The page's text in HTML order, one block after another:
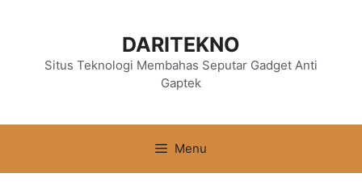
DARITEKNO
Situs Teknologi Membahas Seputar Gadget Anti
Gaptek
Menu